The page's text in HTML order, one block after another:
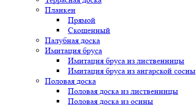
Планкен
Прямой
Скошенный
Палубная доска
Имитация бруса
Имитация бруса из лиственницы
Имитация бруса из ангарской сосны
Половая доска
Половая доска из лиственницы
Половая доска из осины